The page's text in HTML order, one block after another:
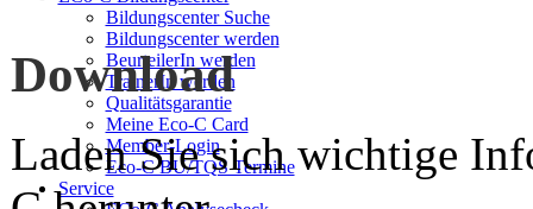
Bildungscenter Suche
Bildungscenter werden
BeurteilerIn werden
TrainerIn werden
Qualitätsgarantie
Meine Eco-C Card
Member-Login
Eco-C BU/TQS Termine
Service
Download
Laden Sie sich wichtige